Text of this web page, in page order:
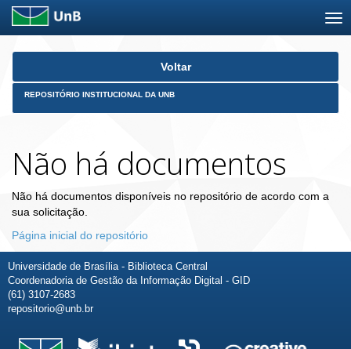
Skip
Voltar
REPOSITÓRIO INSTITUCIONAL DA UNB
Não há documentos
Não há documentos disponíveis no repositório de acordo com a
sua solicitação.
Página inicial do repositório
Universidade de Brasília - Biblioteca Central
Coordenadoria de Gestão da Informação Digital - GID
(61) 3107-2683
repositorio@unb.br